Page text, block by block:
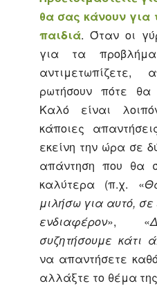
θα σας κάνουν για
παιδιά. Όταν οι
για τα
ρωτήσουν πότε θα
Καλό είναι
κάποιες
εκείνη την ώρα σε
απάντηση που θα
καλύτερα (π.χ. «
μιλήσω για αυτό,
ενδιαφέρον», «
συζητήσουμε κάτι
να απαντήσετε
αλλάξτε το θέμα